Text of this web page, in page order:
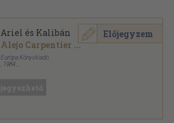
Ariel és Kalibán
Alejo Carpentier ...
Európa Könyvkiadó
1984
Előjegyzem